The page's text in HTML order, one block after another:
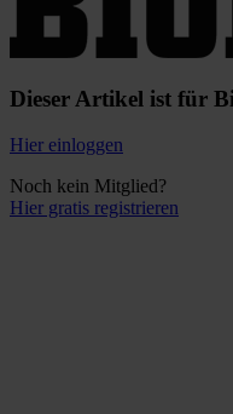
Dieser Artikel ist für
Hier einloggen
Noch kein Mitglied?
Hier gratis registrieren